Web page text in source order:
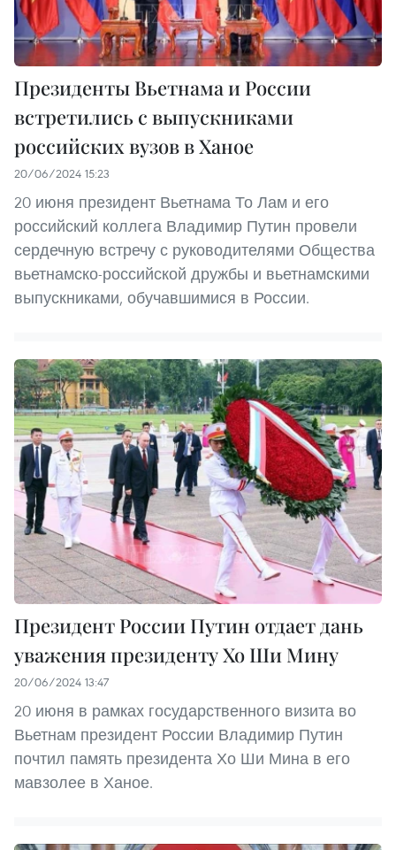
Президенты Вьетнама и России
встретились с выпускниками
российских вузов в Ханое
20/06/2024 15:23
20 июня президент Вьетнама То Лам и его
российский коллега Владимир Путин провели
сердечную встречу с руководителями Общества
вьетнамско-российской дружбы и вьетнамскими
выпускниками, обучавшимися в России.
Президент России Путин отдает дань
уважения президенту Хо Ши Мину
20/06/2024 13:47
20 июня в рамках государственного визита во
Вьетнам президент России Владимир Путин
почтил память президента Хо Ши Мина в его
мавзолее в Ханое.